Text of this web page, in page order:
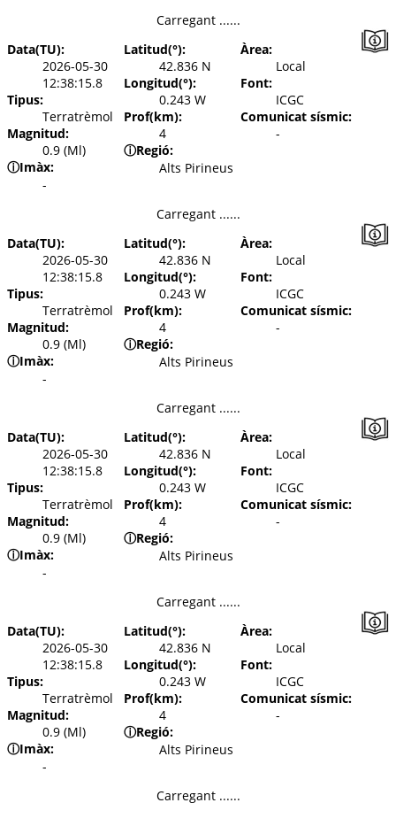
Carregant ......
Data(TU):
2026-05-30
12:38:15.8
Tipus:
Terratrèmol
Magnitud:
0.9 (Ml)
ⓘImàx:
-
Latitud(°):
42.836 N
Longitud(°):
0.243 W
Prof(km):
4
ⓘRegió:
Alts Pirineus
Àrea:
Local
Font:
ICGC
Comunicat sísmic:
-
Carregant ......
Data(TU):
2026-05-30
12:38:15.8
Tipus:
Terratrèmol
Magnitud:
0.9 (Ml)
ⓘImàx:
-
Latitud(°):
42.836 N
Longitud(°):
0.243 W
Prof(km):
4
ⓘRegió:
Alts Pirineus
Àrea:
Local
Font:
ICGC
Comunicat sísmic:
-
Carregant ......
Data(TU):
2026-05-30
12:38:15.8
Tipus:
Terratrèmol
Magnitud:
0.9 (Ml)
ⓘImàx:
-
Latitud(°):
42.836 N
Longitud(°):
0.243 W
Prof(km):
4
ⓘRegió:
Alts Pirineus
Àrea:
Local
Font:
ICGC
Comunicat sísmic:
-
Carregant ......
Data(TU):
2026-05-30
12:38:15.8
Tipus:
Terratrèmol
Magnitud:
0.9 (Ml)
ⓘImàx:
-
Latitud(°):
42.836 N
Longitud(°):
0.243 W
Prof(km):
4
ⓘRegió:
Alts Pirineus
Àrea:
Local
Font:
ICGC
Comunicat sísmic:
-
Carregant ......